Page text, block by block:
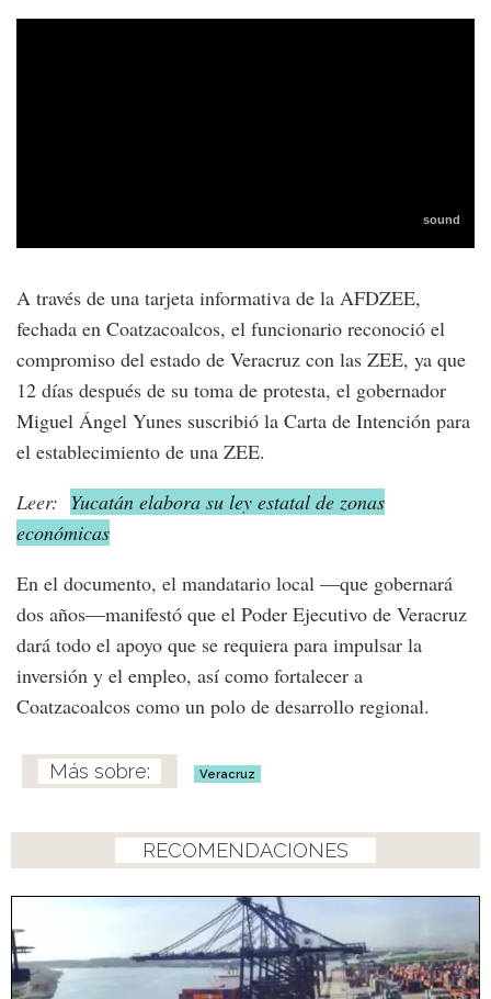
A través de una tarjeta informativa de la AFDZEE,
fechada en Coatzacoalcos, el funcionario reconoció el
compromiso del estado de Veracruz con las ZEE, ya que
12 días después de su toma de protesta, el gobernador
Miguel Ángel Yunes suscribió la Carta de Intención para
el establecimiento de una ZEE.
Leer: Yucatán elabora su ley estatal de zonas
económicas
En el documento, el mandatario local —que gobernará
dos años—manifestó que el Poder Ejecutivo de Veracruz
dará todo el apoyo que se requiera para impulsar la
inversión y el empleo, así como fortalecer a
Coatzacoalcos como un polo de desarrollo regional.
Veracruz
RECOMENDACIONES